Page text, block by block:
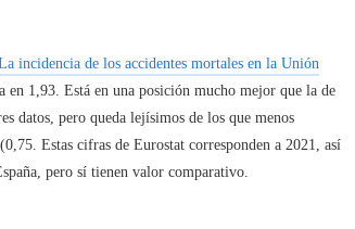
incidencia de los accidentes mortales en la Unión
en 1,93. Está en una posición mucho mejor que la de
datos, pero queda lejísimos de los que menos
Estas cifras de Eurostat corresponden a 2021, así
pero sí tienen valor comparativo.